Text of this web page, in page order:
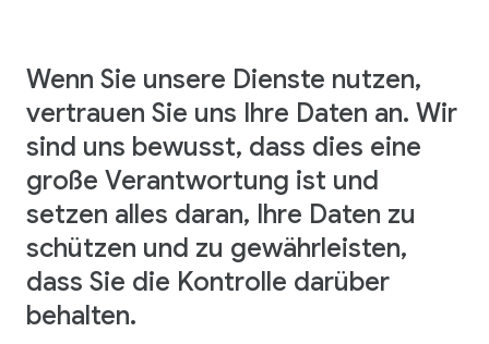
Wenn Sie unsere Dienste nutzen,
vertrauen Sie uns Ihre Daten an. Wir
sind uns bewusst, dass dies eine
große Verantwortung ist und
setzen alles daran, Ihre Daten zu
schützen und zu gewährleisten,
dass Sie die Kontrolle darüber
behalten.